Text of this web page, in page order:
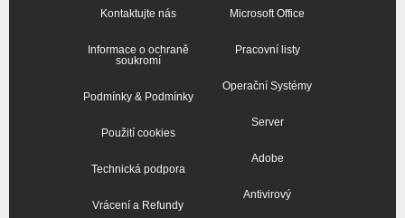
Kontaktujte nás
Informace o ochraně
soukromí
Podmínky & Podmínky
Použití cookies
Technická podpora
Vrácení a Refundy
Microsoft Office
Pracovní listy
Operační Systémy
Server
Adobe
Antivirový